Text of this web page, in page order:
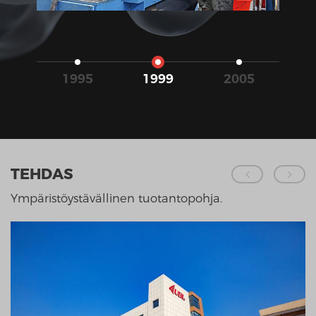
1995 1999 2005
TEHDAS
Ympäristöystävällinen tuotantopohja.